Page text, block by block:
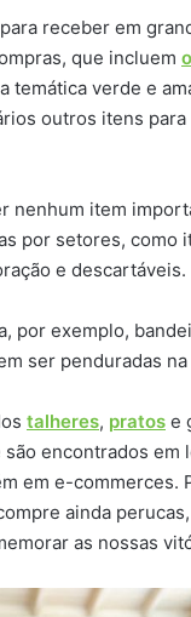
receber em
que incluem
temática verde e
outros itens
nenhum item
por setores, como
e descartáveis.
por exemplo,
ser penduradas
talheres, pratos e
encontrados em
em e-commerces.
ainda
as nossas